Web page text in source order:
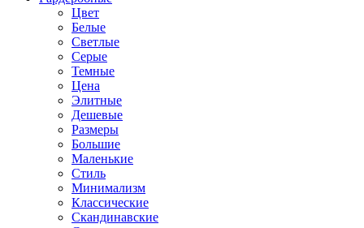
Цвет
Белые
Светлые
Серые
Темные
Цена
Элитные
Дешевые
Размеры
Большие
Маленькие
Стиль
Минимализм
Классические
Скандинавские